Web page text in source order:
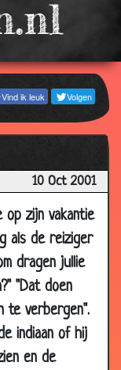
Vind ik leuk Volgen
10 Oct 2001
op zijn vakantie
als de reiziger
dragen jullie
"Dat doen
te verbergen".
indiaan of hij
en de
3.61
3.42
3.85
3.53
3.50